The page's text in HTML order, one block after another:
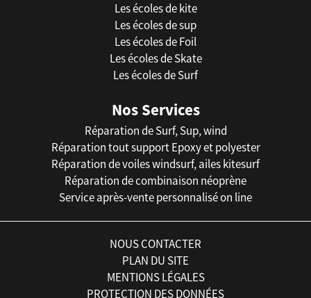
Les écoles de kite
Les écoles de sup
Les écoles de Foil
Les écoles de Skate
Les écoles de Surf
Nos Services
Réparation de Surf, Sup, wind
Réparation tout support Epoxy et polyester
Réparation de voiles windsurf, ailes kitesurf
Réparation de combinaison néoprène
Service après-vente personnalisé on line
NOUS CONTACTER
PLAN DU SITE
MENTIONS LÉGALES
PROTECTION DES DONNÉES